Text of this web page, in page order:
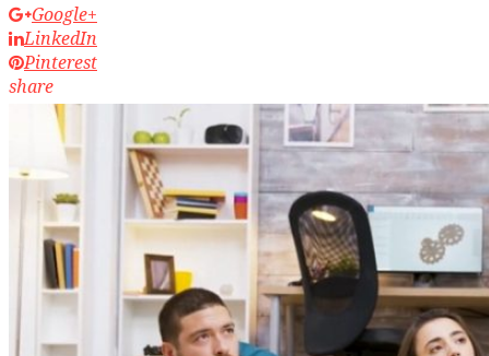
Google+
LinkedIn
Pinterest
share